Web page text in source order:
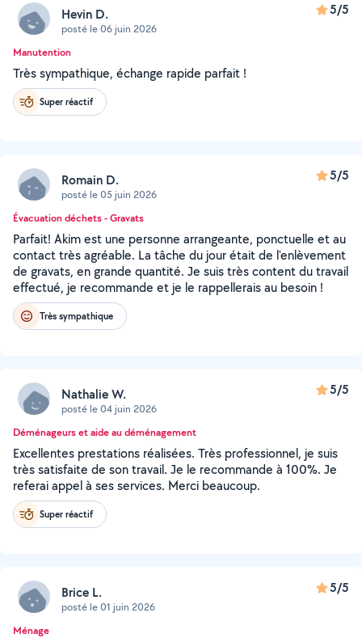
Hevin D.
posté le 06 juin 2026
5/5
Manutention
Très sympathique, échange rapide parfait !
Super réactif
Romain D.
posté le 05 juin 2026
5/5
Évacuation déchets - Gravats
Parfait! Akim est une personne arrangeante, ponctuelle et au
contact très agréable. La tâche du jour était de l'enlèvement
de gravats, en grande quantité. Je suis très content du travail
effectué, je recommande et je le rappellerais au besoin !
Très sympathique
Nathalie W.
posté le 04 juin 2026
5/5
Déménageurs et aide au déménagement
Excellentes prestations réalisées. Très professionnel, je suis
très satisfaite de son travail. Je le recommande à 100%. Je
referai appel à ses services. Merci beaucoup.
Super réactif
Brice L.
posté le 01 juin 2026
5/5
Ménage